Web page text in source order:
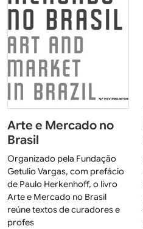
Arte e Mercado no
Brasil
Organizado pela Fundação
Getulio Vargas, com prefácio
de Paulo Herkenhoff, o livro
Arte e Mercado no Brasil
reúne textos de curadores e
profes